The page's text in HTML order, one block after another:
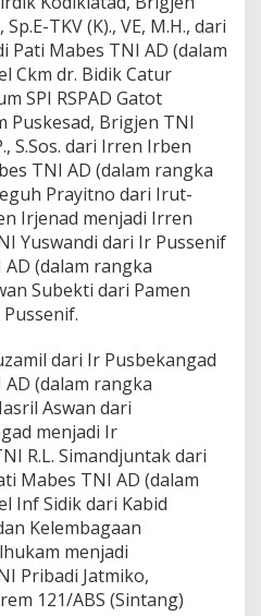
TKV (K)., VE, M.H., dari
Pati Mabes TNI AD (dalam
Ckm dr. Bidik Catur
SPI RSPAD Gatot
Puskesad, Brigjen TNI
S.Sos. dari Irren Irben
TNI AD (dalam rangka
Prayitno dari Irut-
Irjenad menjadi Irren
Yuswandi dari Ir Pussenif
(dalam rangka
Subekti dari Pamen
dari Ir Pusbekangad
(dalam rangka
Aswan dari
menjadi Ir
R.L. Simandjuntak dari
Mabes TNI AD (dalam
Inf Sidik dari Kabid
Kelembagaan
menjadi
Pribadi Jatmiko,
121/ABS (Sintang)